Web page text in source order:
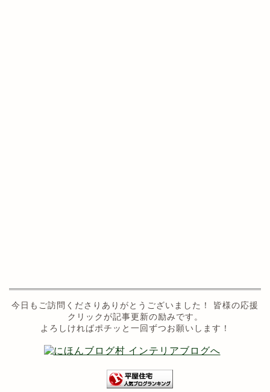
今日もご訪問くださりありがとうございました！ 皆様の応援
クリックが記事更新の励みです。
よろしければポチッと一回ずつお願いします！